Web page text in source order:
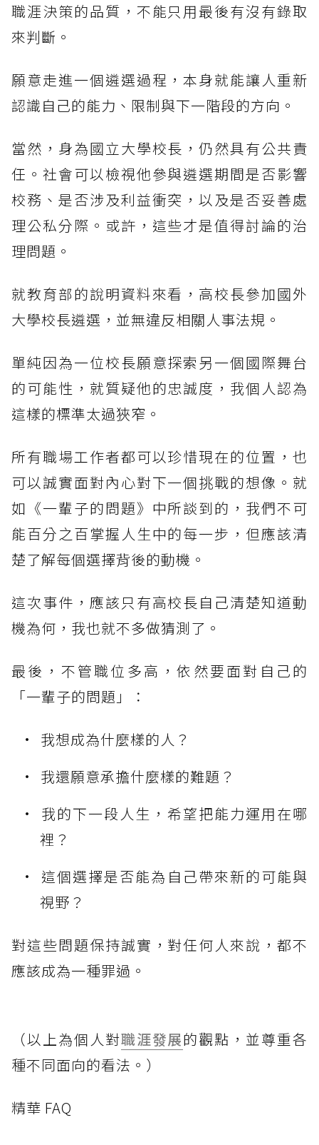
職涯決策的品質，不能只用最後有沒有錄取
來判斷。
願意走進一個遴選過程，本身就能讓人重新
認識自己的能力、限制與下一階段的方向。
當然，身為國立大學校長，仍然具有公共責
任。社會可以檢視他參與遴選期間是否影響
校務、是否涉及利益衝突，以及是否妥善處
理公私分際。或許，這些才是值得討論的治
理問題。
就教育部的說明資料來看，高校長參加國外
大學校長遴選，並無違反相關人事法規。
單純因為一位校長願意探索另一個國際舞台
的可能性，就質疑他的忠誠度，我個人認為
這樣的標準太過狹窄。
所有職場工作者都可以珍惜現在的位置，也
可以誠實面對內心對下一個挑戰的想像。就
如《一輩子的問題》中所談到的，我們不可
能百分之百掌握人生中的每一步，但應該清
楚了解每個選擇背後的動機。
這次事件，應該只有高校長自己清楚知道動
機為何，我也就不多做猜測了。
最後，不管職位多高，依然要面對自己的
「一輩子的問題」：
我想成為什麼樣的人？
我還願意承擔什麼樣的難題？
我的下一段人生，希望把能力運用在哪
裡？
這個選擇是否能為自己帶來新的可能與
視野？
對這些問題保持誠實，對任何人來說，都不
應該成為一種罪過。
（以上為個人對職涯發展的觀點，並尊重各
種不同面向的看法。）
精華 FAQ